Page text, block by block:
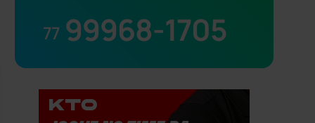
77 99968-1705